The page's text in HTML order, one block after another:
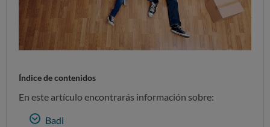
Índice de contenidos
En este artículo encontrarás información sobre:
Badi